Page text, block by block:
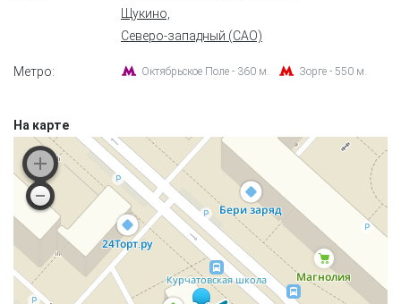
Щукино,
Северо-западный (САО)
Метро: Октябрьское Поле - 360 м. Зорге - 550 м.
На карте